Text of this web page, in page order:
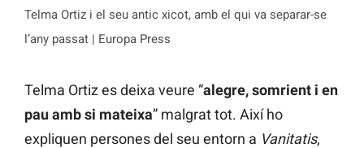
Telma Ortiz i el seu antic xicot, amb el qui va separar-se
l’any passat | Europa Press
Telma Ortiz es deixa veure “alegre, somrient i en
pau amb si mateixa” malgrat tot. Així ho
expliquen persones del seu entorn a Vanitatis,